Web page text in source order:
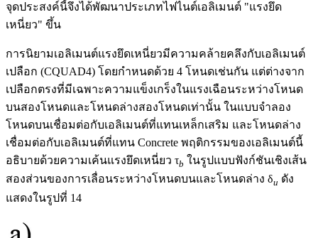
จุดประสงค์นี้จึงได้พัฒนาประเภทไฟไนต์เอลิเมนต์ "แรงยึด
เหนี่ยว" ขึ้น
การนิยามเอลิเมนต์แรงยึดเหนี่ยวมีความคล้ายคลึงกับเอลิเมนต์
เปลือก (CQUAD4) โดยกำหนดด้วย 4 โหนดเช่นกัน แต่ต่างจาก
เปลือกตรงที่มีเฉพาะความแข็งเกร็งในแรงเฉือนระหว่างโหนด
บนสองโหนดและโหนดล่างสองโหนดเท่านั้น ในแบบจำลอง
โหนดบนเชื่อมต่อกับเอลิเมนต์ที่แทนเหล็กเสริม และโหนดล่าง
เชื่อมต่อกับเอลิเมนต์ที่แทน Concrete พฤติกรรมของเอลิเมนต์นี้
อธิบายด้วยความเค้นแรงยึดเหนี่ยว τb ในรูปแบบฟังก์ชันเชิงเส้น
สองส่วนของการเลื่อนระหว่างโหนดบนและโหนดล่าง δu ดัง
แสดงในรูปที่ 14